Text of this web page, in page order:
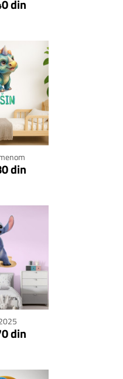
din
din
detalje
din
detalje